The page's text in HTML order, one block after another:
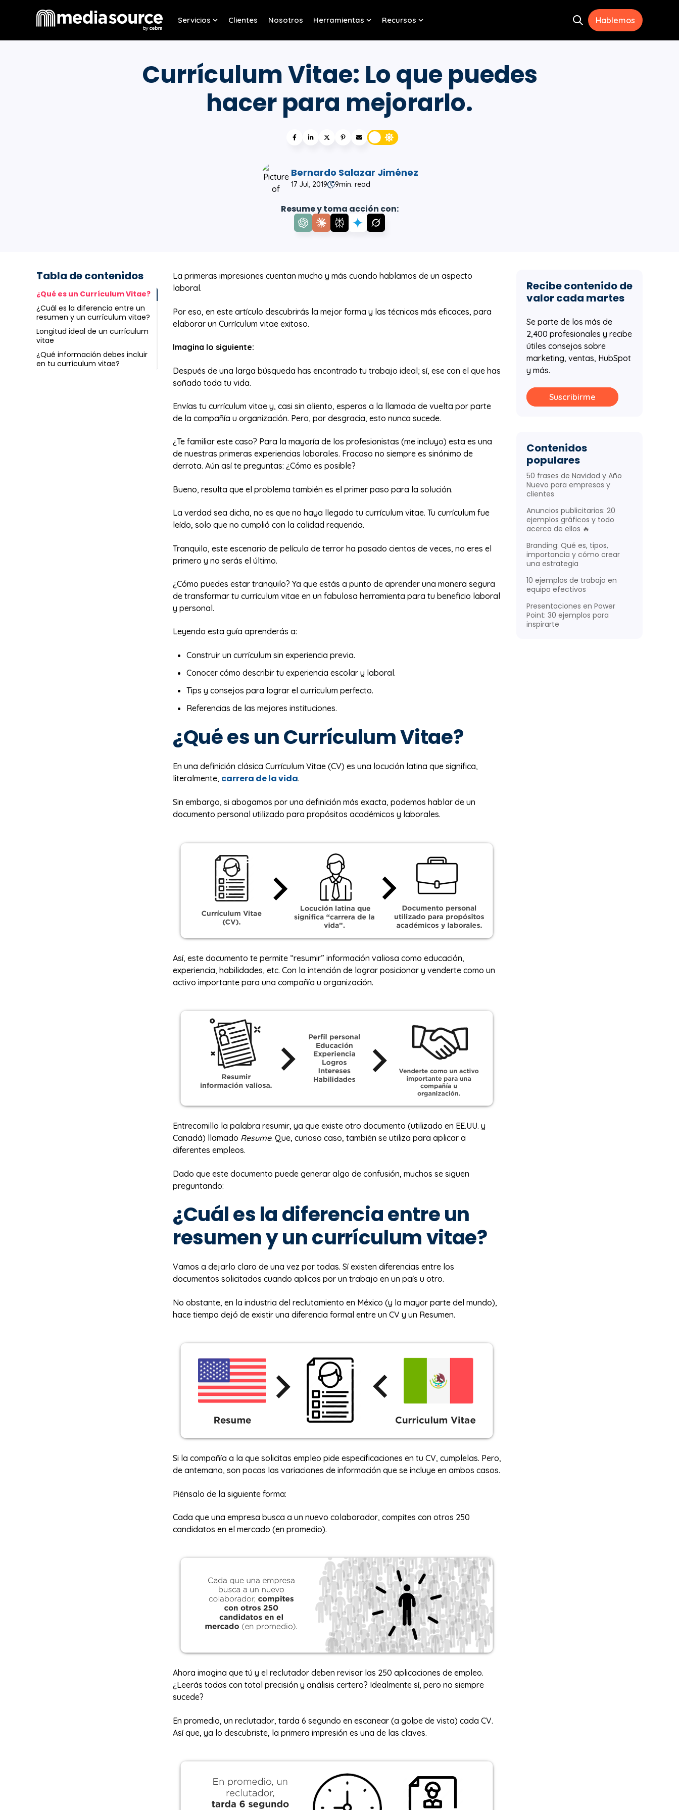
Servicios
Show submenu for Servicios
Clientes Nosotros Herramientas
Show submenu for Herramientas
Recursos Open search
Hablemos
Currículum Vitae: Lo que puedes
hacer para mejorarlo.
Bernardo Salazar Jiménez
17 Jul, 2019 9min. read
Resume y toma acción con:
Tabla de contenidos
¿Qué es un Currículum Vitae?
¿Cuál es la diferencia entre un
resumen y un currículum vitae?
Longitud ideal de un currículum
vitae
¿Qué información debes incluir
en tu currículum vitae?
La primeras impresiones cuentan mucho y más cuando hablamos de un aspecto
laboral.
Por eso, en este artículo descubrirás la mejor forma y las técnicas más eficaces, para
elaborar un Currículum vitae exitoso.
Imagina lo siguiente:
Después de una larga búsqueda has encontrado tu trabajo ideal; sí, ese con el que has
soñado toda tu vida.
Envías tu currículum vitae y, casi sin aliento, esperas a la llamada de vuelta por parte
de la compañía u organización. Pero, por desgracia, esto nunca sucede.
¿Te familiar este caso? Para la mayoría de los profesionistas (me incluyo) esta es una
de nuestras primeras experiencias laborales. Fracaso no siempre es sinónimo de
derrota. Aún así te preguntas: ¿Cómo es posible?
Bueno, resulta que el problema también es el primer paso para la solución.
La verdad sea dicha, no es que no haya llegado tu currículum vitae. Tu currículum fue
leído, solo que no cumplió con la calidad requerida.
Tranquilo, este escenario de película de terror ha pasado cientos de veces, no eres el
primero y no serás el último.
¿Cómo puedes estar tranquilo? Ya que estás a punto de aprender una manera segura
de transformar tu currículum vitae en un fabulosa herramienta para tu beneficio laboral
y personal.
Leyendo esta guía aprenderás a:
Construir un currículum sin experiencia previa.
Conocer cómo describir tu experiencia escolar y laboral.
Tips y consejos para lograr el curriculum perfecto.
Referencias de las mejores instituciones.
¿Qué es un Currículum Vitae?
En una definición clásica Currículum Vitae (CV) es una locución latina que significa,
literalmente, carrera de la vida.
Sin embargo, si abogamos por una definición más exacta, podemos hablar de un
documento personal utilizado para propósitos académicos y laborales.
Así, este documento te permite “resumir” información valiosa como educación,
experiencia, habilidades, etc. Con la intención de lograr posicionar y venderte como un
activo importante para una compañía u organización.
Entrecomillo la palabra resumir, ya que existe otro documento (utilizado en EE.UU. y
Canadá) llamado Resume. Que, curioso caso, también se utiliza para aplicar a
diferentes empleos.
Dado que este documento puede generar algo de confusión, muchos se siguen
preguntando:
¿Cuál es la diferencia entre un
resumen y un currículum vitae?
Vamos a dejarlo claro de una vez por todas. Sí existen diferencias entre los
documentos solicitados cuando aplicas por un trabajo en un país u otro.
No obstante, en la industria del reclutamiento en México (y la mayor parte del mundo),
hace tiempo dejó de existir una diferencia formal entre un CV y un Resumen.
Si la compañía a la que solicitas empleo pide especificaciones en tu CV, cumplelas. Pero,
de antemano, son pocas las variaciones de información que se incluye en ambos casos.
Piénsalo de la siguiente forma:
Cada que una empresa busca a un nuevo colaborador, compites con otros 250
candidatos en el mercado (en promedio).
Ahora imagina que tú y el reclutador deben revisar las 250 aplicaciones de empleo.
¿Leerás todas con total precisión y análisis certero? Idealmente sí, pero no siempre
sucede?
En promedio, un reclutador, tarda 6 segundo en escanear (a golpe de vista) cada CV.
Así que, ya lo descubriste, la primera impresión es una de las claves.
Recibe contenido de
valor cada martes
Se parte de los más de
2,400 profesionales y recibe
útiles consejos sobre
marketing, ventas, HubSpot
y más.
Suscribirme
Contenidos
populares
50 frases de Navidad y Año
Nuevo para empresas y
clientes
Anuncios publicitarios: 20
ejemplos gráficos y todo
acerca de ellos 🔥
Branding: Qué es, tipos,
importancia y cómo crear
una estrategia
10 ejemplos de trabajo en
equipo efectivos
Presentaciones en Power
Point: 30 ejemplos para
inspirarte